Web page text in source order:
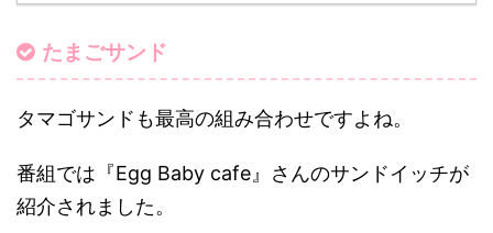
たまごサンド
タマゴサンドも最高の組み合わせですよね。
番組では『Egg Baby cafe』さんのサンドイッチが
紹介されました。